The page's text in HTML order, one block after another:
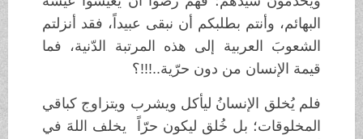
البهائم، وأنتم بطلبكم أن نبقى عبيداً، فقد أنزلتم
الشعوبَ العربية إلى هذه المرتبة الدّنية، فما
قيمة الإنسان من دون حرّية..!!!؟
فلم يُخلق الإنسانُ ليأكل ويشرب ويتزاوج كباقي
المخلوقات؛ بل خُلق ليكون حرّاً يخلف اللهَ في